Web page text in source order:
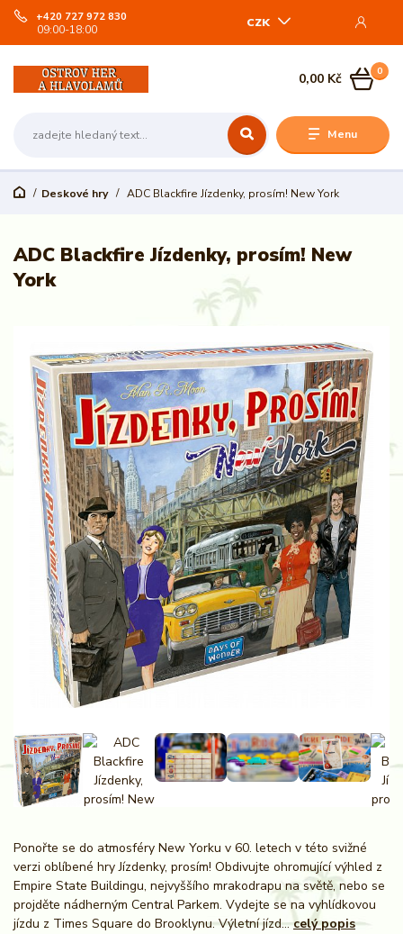
Menu
CZK
+420 727 972 830
09:00-18:00
0
0,00 Kč
Deskové hry ADC Blackfire Jízdenky, prosím! New York
ADC Blackfire Jízdenky, prosím! New
York
Ponořte se do atmosféry New Yorku v 60. letech v této svižné
verzi oblíbené hry Jízdenky, prosím! Obdivujte ohromující výhled z
Empire State Buildingu, nejvyššího mrakodrapu na světě, nebo se
projděte nádherným Central Parkem. Vydejte se na vyhlídkovou
jízdu z Times Square do Brooklynu. Výletní jízd...celý popis